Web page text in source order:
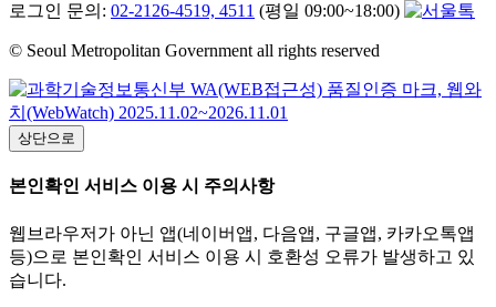
로그인 문의: 02-2126-4519, 4511 (평일 09:00~18:00)
© Seoul Metropolitan Government all rights reserved
상단으로
본인확인 서비스 이용 시 주의사항
웹브라우저가 아닌 앱(네이버앱, 다음앱, 구글앱, 카카오톡앱
등)으로 본인확인 서비스 이용 시 호환성 오류가 발생하고 있
습니다.